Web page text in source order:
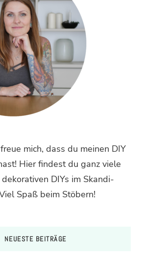
mich, dass du meinen DIY
Hier findest du ganz viele
DIYs im Skandi-
Spaß beim Stöbern!
NEUESTE BEITRÄGE